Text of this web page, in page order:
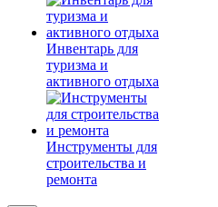
Инвентарь для
туризма и
активного отдыха
Инструменты для
строительства и
ремонта